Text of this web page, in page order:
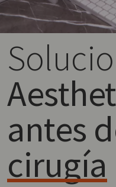
antes
cirugía